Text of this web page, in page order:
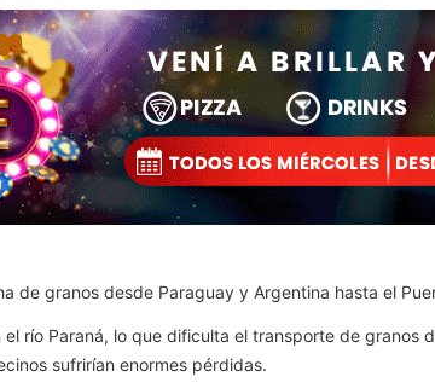
de granos desde Paraguay y Argentina hasta el
río Paraná, lo que dificulta el transporte de
sufrirían enormes pérdidas.